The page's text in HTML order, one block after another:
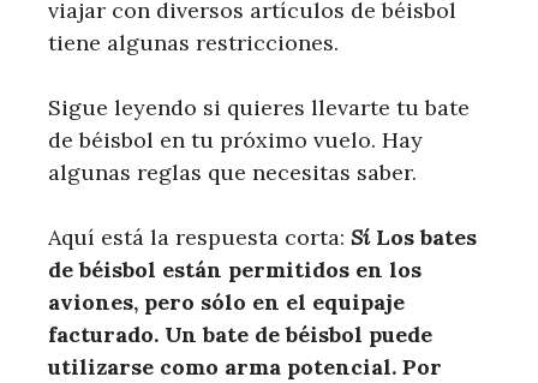
viajar con diversos artículos de béisbol
tiene algunas restricciones.
Sigue leyendo si quieres llevarte tu bate
de béisbol en tu próximo vuelo. Hay
algunas reglas que necesitas saber.
Aquí está la respuesta corta: SíLos bates
de béisbol están permitidos en los
aviones, pero sólo en el equipaje
facturado. Un bate de béisbol puede
utilizarse como arma potencial. Por